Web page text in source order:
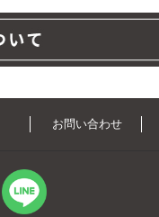
お問い合わせ